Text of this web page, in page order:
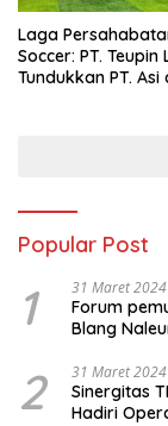
Laga
Soccer: PT. Teupin
Tundukkan PT. Asi
Popular Post
1 31 Maret 2024
Forum
Blang
2 31 Maret 2024
Sinergitas
Hadiri